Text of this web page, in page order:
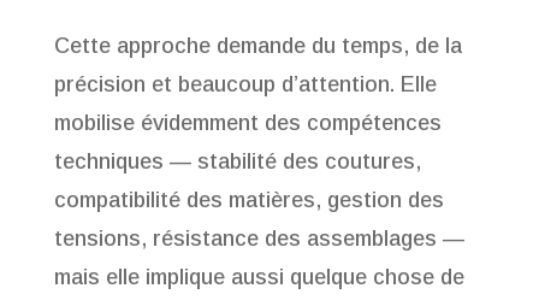
Cette approche demande du temps, de la
précision et beaucoup d’attention. Elle
mobilise évidemment des compétences
techniques — stabilité des coutures,
compatibilité des matières, gestion des
tensions, résistance des assemblages —
mais elle implique aussi quelque chose de